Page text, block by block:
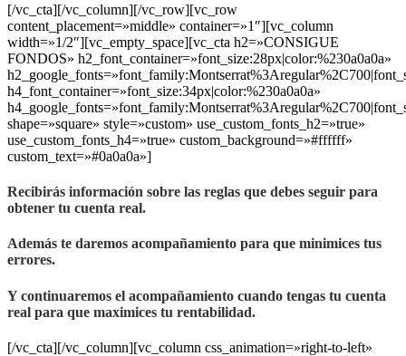
[/vc_cta][/vc_column][/vc_row][vc_row
content_placement=»middle» container=»1″][vc_column
width=»1/2″][vc_empty_space][vc_cta h2=»CONSIGUE
FONDOS» h2_font_container=»font_size:28px|color:%230a0a0a»
h4_font_container=»font_size:34px|color:%230a0a0a»
shape=»square» style=»custom» use_custom_fonts_h2=»true»
use_custom_fonts_h4=»true» custom_background=»#ffffff»
custom_text=»#0a0a0a»]
Recibirás información sobre las reglas que debes seguir para
obtener tu cuenta real.
Además te daremos acompañamiento para que minimices tus
errores.
Y continuaremos el acompañamiento cuando tengas tu cuenta
real para que maximices tu rentabilidad.
[/vc_cta][/vc_column][vc_column css_animation=»right-to-left»